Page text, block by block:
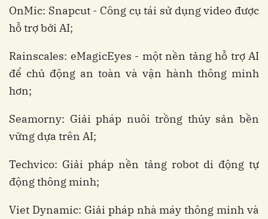
OnMic: Snapcut - Công cụ tái sử dụng video được
hỗ trợ bởi AI;
Rainscales: eMagicEyes - một nền tảng hỗ trợ AI
để chủ động an toàn và vận hành thông minh
hơn;
Seamorny: Giải pháp nuôi trồng thủy sản bền
vững dựa trên AI;
Techvico: Giải pháp nền tảng robot di động tự
động thông minh;
Viet Dynamic: Giải pháp nhà máy thông minh và